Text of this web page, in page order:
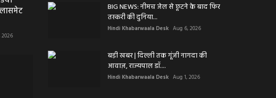
2026
BIG NEWS: नीमच जेल से छूटने के बाद फिर
तस्करी की दुनिया...
Hindi Khabarwaala Desk Aug 6, 2026
बड़ी खबर | दिल्ली तक गूंजी नागदा की
आवाज़, राज्यपाल डॉ....
Hindi Khabarwaala Desk Aug 1, 2026